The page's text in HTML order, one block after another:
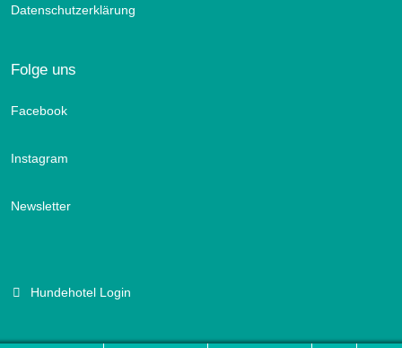
Datenschutzerklärung
Folge uns
Facebook
Instagram
Newsletter
Hundehotel Login